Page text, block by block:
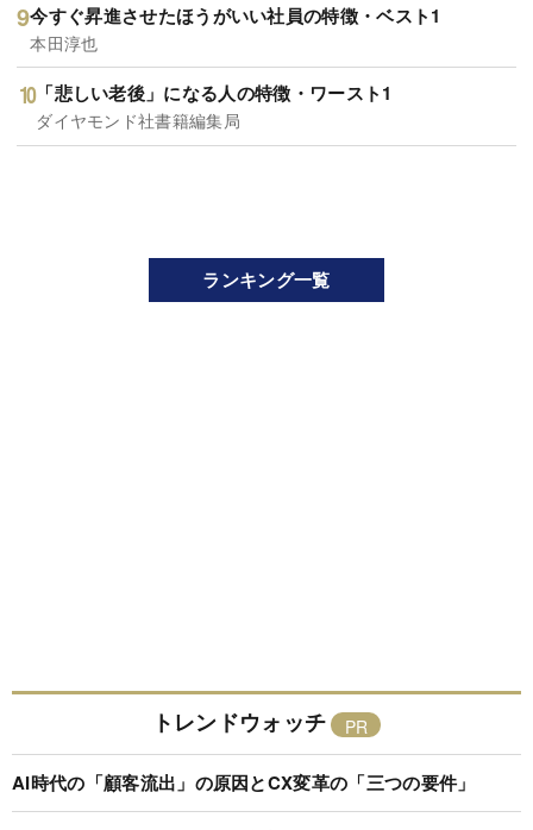
今すぐ昇進させたほうがいい社員の特徴・ベスト1
本田淳也
「悲しい老後」になる人の特徴・ワースト1
ダイヤモンド社書籍編集局
ランキング一覧
トレンドウォッチ
AI時代の「顧客流出」の原因とCX変革の「三つの要件」